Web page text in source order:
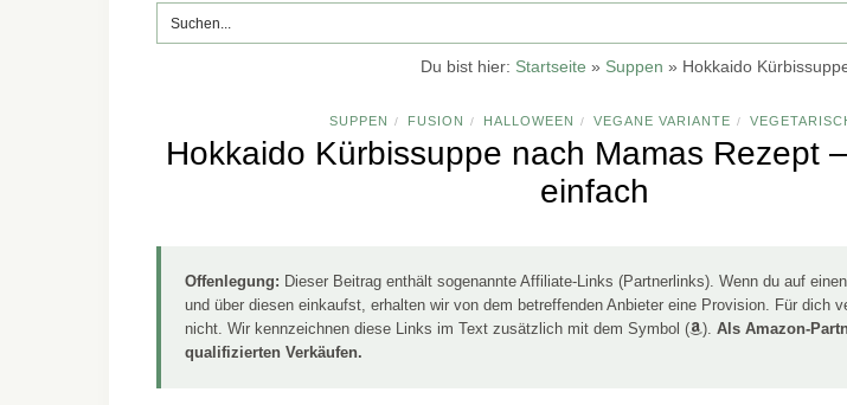
Du bist hier: Startseite » Suppen » Hokkaido
SUPPEN / FUSION / HALLOWEEN / VEGANE VARIANTE /
Hokkaido Kürbissuppe nach Mamas Rezept
einfach
Offenlegung: Dieser Beitrag enthält sogenannte Affiliate-Links (Partnerlinks). Wenn du auf
und über diesen einkaufst, erhalten wir von dem betreffenden Anbieter eine Provision. Für dich
nicht. Wir kennzeichnen diese Links im Text zusätzlich mit dem Symbol (
). Als Amazon-
qualifizierten Verkäufen.